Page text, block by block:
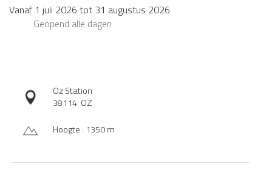
Vanaf 1 juli 2026 tot 31 augustus 2026
Geopend alle dagen
Oz Station
38114 OZ
Hoogte : 1350 m